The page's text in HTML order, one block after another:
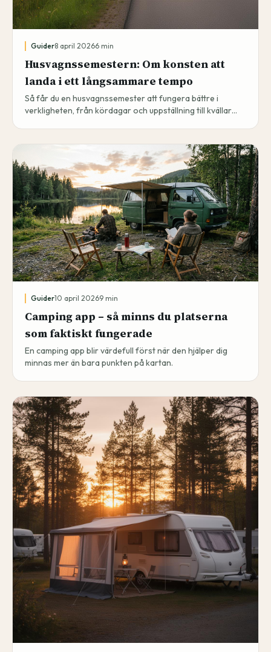
Guider8 april 20266 min
Husvagnssemestern: Om konsten att
landa i ett långsammare tempo
Så får du en husvagnssemester att fungera bättre i
verkligheten, från kördagar och uppställning till kvällar
Guider10 april 20269 min
Camping app – så minns du platserna
som faktiskt fungerade
En camping app blir värdefull först när den hjälper dig
minnas mer än bara punkten på kartan.